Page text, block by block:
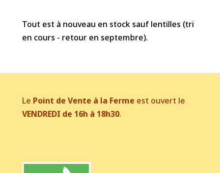
Tout est à nouveau en stock sauf lentilles (tri
en cours - retour en septembre).
Le Point de Vente à la Ferme est ouvert le
VENDREDI de 16h à 18h30.